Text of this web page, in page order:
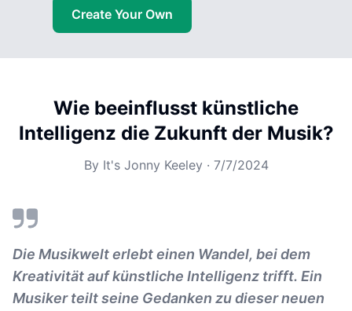
Create Your Own
Wie beeinflusst künstliche
Intelligenz die Zukunft der Musik?
By It's Jonny Keeley · 7/7/2024
Die Musikwelt erlebt einen Wandel, bei dem
Kreativität auf künstliche Intelligenz trifft. Ein
Musiker teilt seine Gedanken zu dieser neuen